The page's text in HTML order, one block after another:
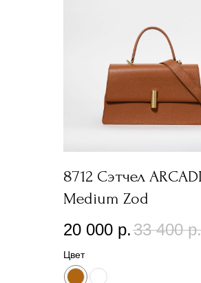
8712 Сэтчел
Medium Zod
20 000 р.33 400 р.
Цвет